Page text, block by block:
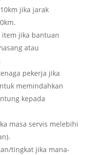
jika jarak
item jika bantuan
atau
pekerja jika
memindahkan
kepada
masa servis melebihi
.
tingkat jika mana-